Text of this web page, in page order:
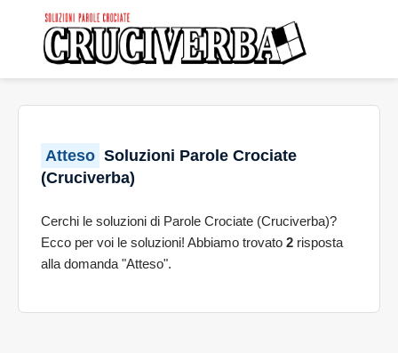
Atteso Soluzioni Parole Crociate
(Cruciverba)
Cerchi le soluzioni di Parole Crociate (Cruciverba)?
Ecco per voi le soluzioni! Abbiamo trovato 2 risposta
alla domanda "Atteso".